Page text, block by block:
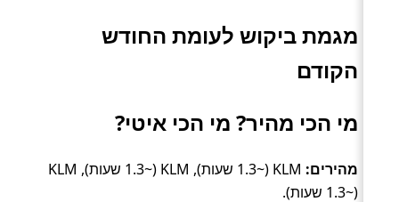
מגמת ביקוש לעומת החודש
הקודם
מי הכי מהיר? מי הכי איטי?
מהירים:
KLM (~1.3 שעות), KLM (~1.3 שעות), KLM
(~1.3 שעות).